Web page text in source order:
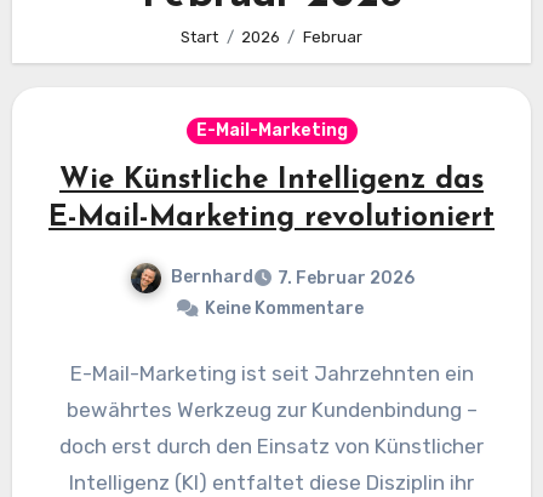
Start 2026 Februar
E-Mail-Marketing
Wie Künstliche Intelligenz das
E-Mail-Marketing revolutioniert
Bernhard
7. Februar 2026
Keine Kommentare
E-Mail-Marketing ist seit Jahrzehnten ein
bewährtes Werkzeug zur Kundenbindung –
doch erst durch den Einsatz von Künstlicher
Intelligenz (KI) entfaltet diese Disziplin ihr